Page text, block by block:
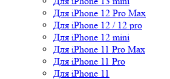
Для iPhone 12 Pro Max
Для iPhone 12 / 12 pro
Для iPhone 12 mini
Для iPhone 11 Pro Max
Для iPhone 11 Pro
Для iPhone 11